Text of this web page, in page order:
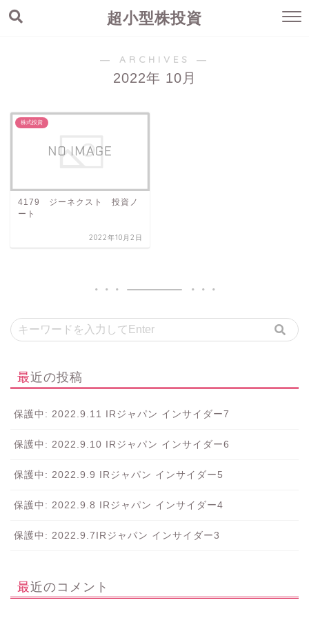
超小型株投資
― ARCHIVES ―
2022年 10月
株式投資
4179 ジーネクスト 投資ノ
ート
2022年10月2日
最近の投稿
保護中: 2022.9.11 IRジャパン インサイダー7
保護中: 2022.9.10 IRジャパン インサイダー6
保護中: 2022.9.9 IRジャパン インサイダー5
保護中: 2022.9.8 IRジャパン インサイダー4
保護中: 2022.9.7IRジャパン インサイダー3
最近のコメント